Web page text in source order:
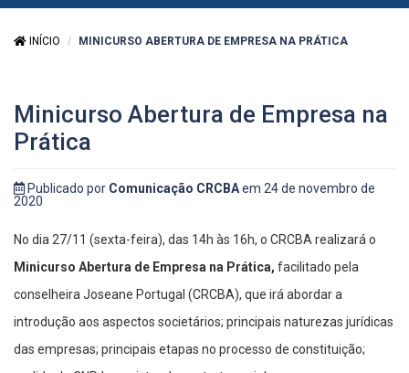
INÍCIO MINICURSO ABERTURA DE EMPRESA NA PRÁTICA
Minicurso Abertura de Empresa na
Prática
Publicado por Comunicação CRCBAem 24 de novembro de
2020
No dia 27/11 (sexta-feira), das 14h às 16h, o CRCBA realizará o
Minicurso Abertura de Empresa na Prática, facilitado pela
conselheira Joseane Portugal (CRCBA), que irá abordara
introdução aos aspectos societários; principais naturezas jurídicas
das empresas; principais etapas no processo de constituição;